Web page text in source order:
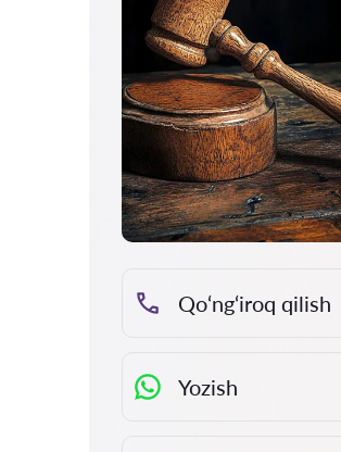
Qo‘ng‘iroq qilish
Yozish